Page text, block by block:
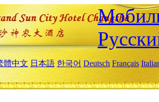
體中文 日本語 한국어 Deutsch Français